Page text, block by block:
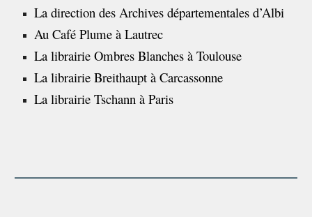
La direction des Archives départementales d’Albi
Au Café Plume à Lautrec
La librairie Ombres Blanches à Toulouse
La librairie Breithaupt à Carcassonne
La librairie Tschann à Paris